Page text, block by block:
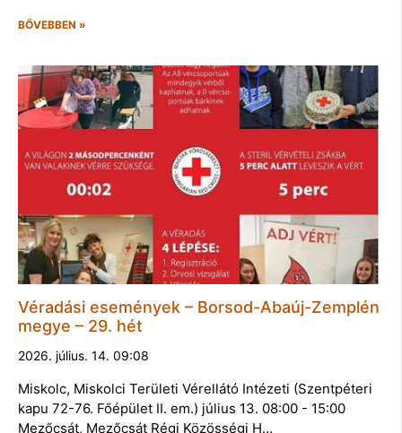
BŐVEBBEN »
Véradási események – Borsod-Abaúj-Zemplén
megye – 29. hét
2026. július. 14. 09:08
Miskolc, Miskolci Területi Vérellátó Intézeti (Szentpéteri
kapu 72-76. Főépület II. em.) július 13. 08:00 - 15:00
Mezőcsát, Mezőcsát Régi Közösségi H…